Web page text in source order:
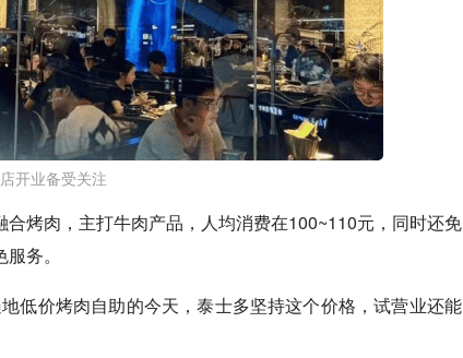
开业备受关注
烤肉，主打牛肉产品，人均消费在100~110元，同时还免
务。
低价烤肉自助的今天，泰士多坚持这个价格，试营业还能